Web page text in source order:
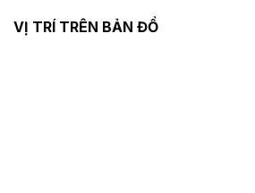
VỊ TRÍ TRÊN BẢN ĐỒ